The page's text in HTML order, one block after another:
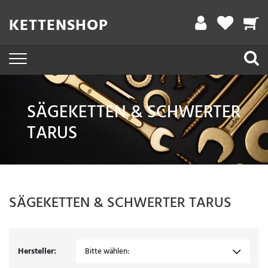
KETTENSHOP
SÄGEKETTEN & SCHWERTER
TARUS
SÄGEKETTEN & SCHWERTERTARUS
Hersteller: Bitte wählen:
Filter
A
t
l
n